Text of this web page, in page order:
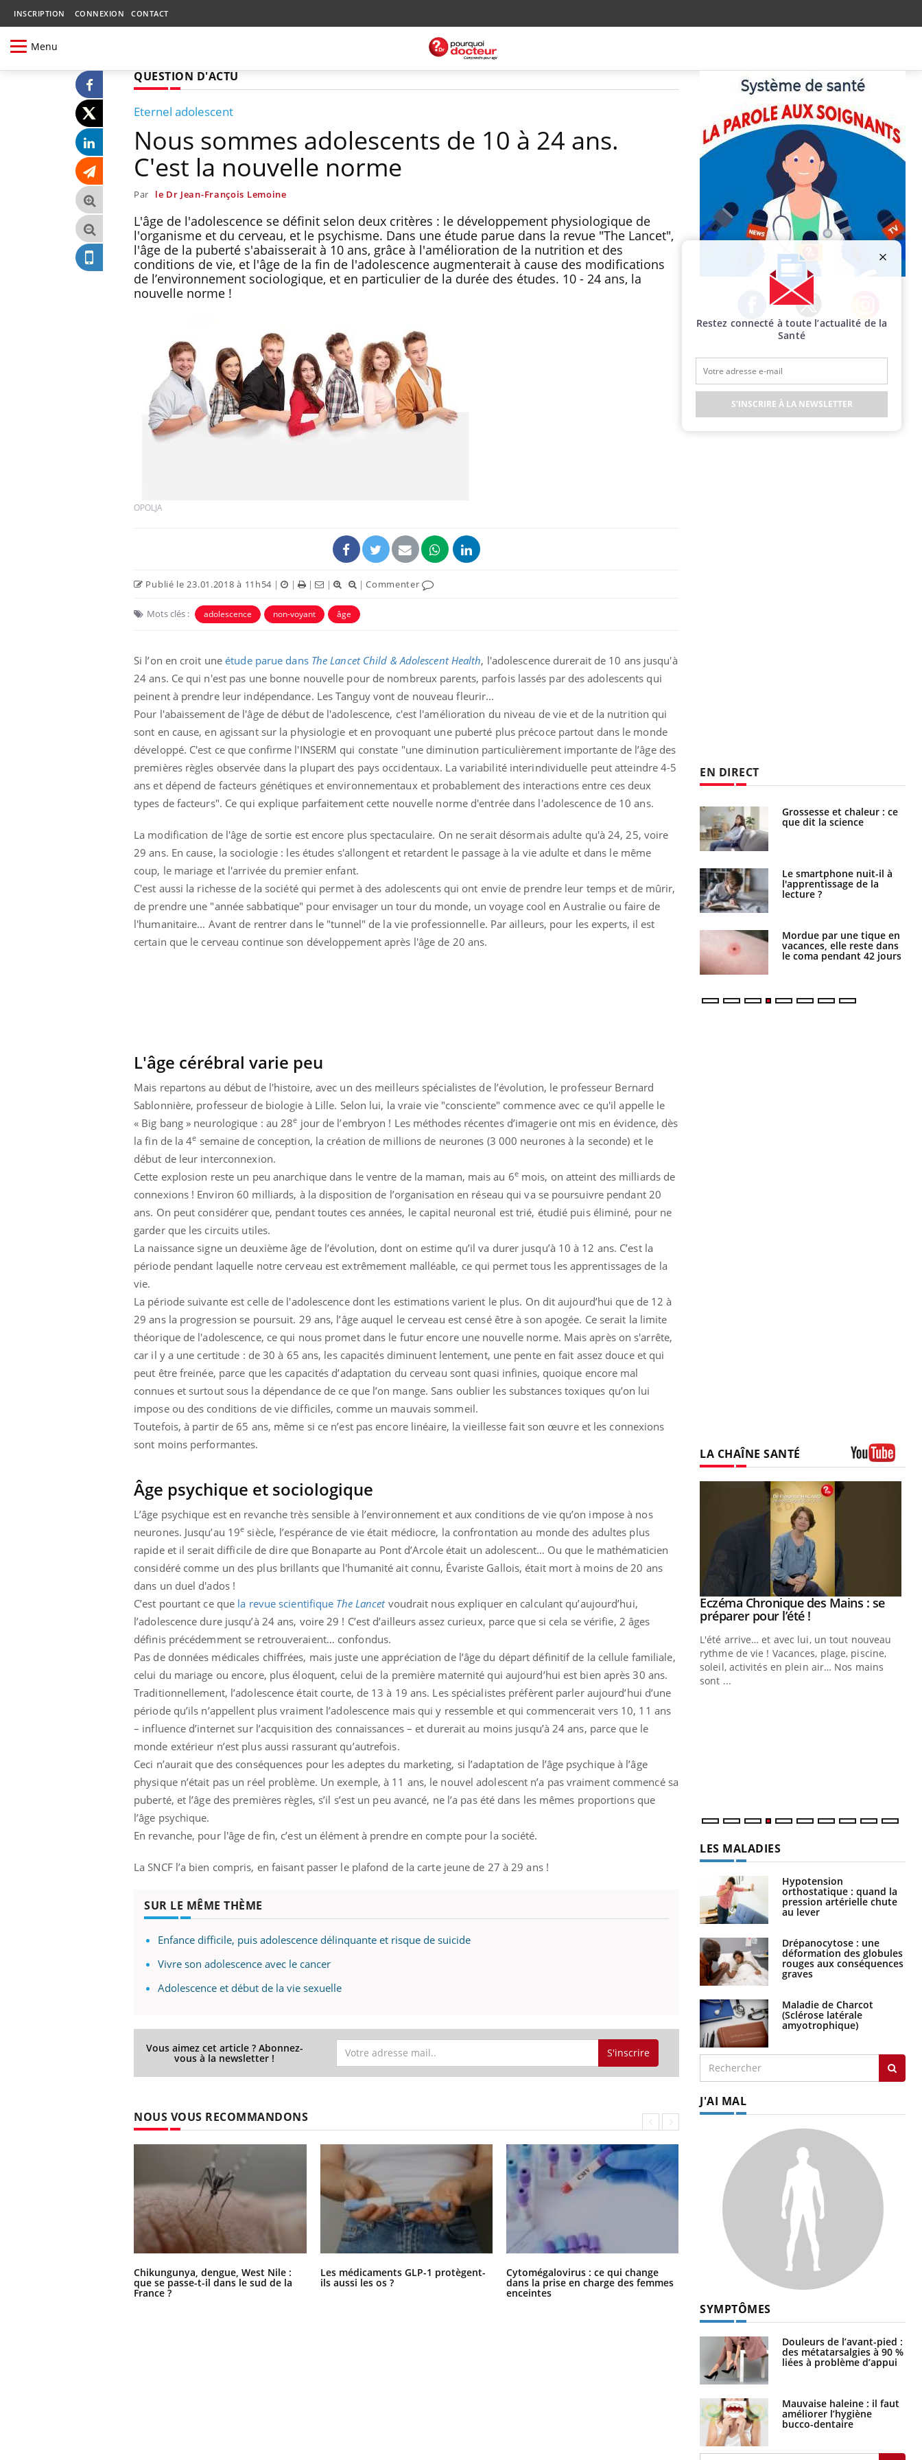
INSCRIPTION CONNEXION CONTACT
Menu
QUESTION D'ACTU
Eternel adolescent
Nous sommes adolescents de 10 à 24 ans.
C'est la nouvelle norme
Par le Dr Jean-François Lemoine
L'âge de l'adolescence se définit selon deux critères : le développement physiologique de
l'organisme et du cerveau, et le psychisme. Dans une étude parue dans la revue "The Lancet",
l'âge de la puberté s'abaisserait à 10 ans, grâce à l'amélioration de la nutrition et des
conditions de vie, et l'âge de la fin de l'adolescence augmenterait à cause des modifications
de l’environnement sociologique, et en particulier de la durée des études. 10 - 24 ans, la
nouvelle norme !
OPOLJA
Publié le 23.01.2018 à 11h54 | | | | |Commenter
Mots clés : adolescence non-voyant âge
Si l’on en croit uneétude parue dans The Lancet Child & Adolescent Health, l'adolescence durerait de 10 ans jusqu'à
24 ans. Ce qui n'est pas une bonne nouvelle pour de nombreux parents, parfois lassés par des adolescents qui
peinent à prendre leur indépendance. Les Tanguy vont de nouveau fleurir...
Pour l'abaissement de l'âge de début de l'adolescence, c'est l'amélioration du niveau de vie et de la nutrition qui
sont en cause, en agissant sur la physiologie et en provoquant une puberté plus précoce partout dans le monde
développé. C'est ce que confirme l'INSERM qui constate "une diminution particulièrement importante de l’âge des
premières règles observée dans la plupart des pays occidentaux. La variabilité interindividuelle peut atteindre 4-5
ans et dépend de facteurs génétiques et environnementaux et probablement des interactions entre ces deux
types de facteurs". Ce qui explique parfaitement cette nouvelle norme d'entrée dans l'adolescence de 10 ans.
La modification de l'âge de sortie est encore plus spectaculaire. On ne serait désormais adulte qu'à 24, 25, voire
29 ans. En cause, la sociologie : les études s'allongent et retardent le passage à la vie adulte et dans le même
coup, le mariage et l'arrivée du premier enfant.
C'est aussi la richesse de la société qui permet à des adolescents qui ont envie de prendre leur temps et de mûrir,
de prendre une "année sabbatique" pour envisager un tour du monde, un voyage cool en Australie ou faire de
l'humanitaire... Avant de rentrer dans le "tunnel" de la vie professionnelle. Par ailleurs, pour les experts, il est
certain que le cerveau continue son développement après l'âge de 20 ans.
L'âge cérébral varie peu
Mais repartons au début de l'histoire, avec un des meilleurs spécialistes de l’évolution, le professeur Bernard
Sablonnière, professeur de biologie à Lille. Selon lui, la vraie vie "consciente" commence avec ce qu'il appelle le
« Big bang » neurologique : au 28e jour de l’embryon ! Les méthodes récentes d’imagerie ont mis en évidence, dès
la fin de la 4e semaine de conception, la création de millions de neurones (3 000 neurones à la seconde) et le
début de leur interconnexion.
Cette explosion reste un peu anarchique dans le ventre de la maman, mais au 6emois, on atteint des milliards de
connexions ! Environ 60 milliards, à la disposition de l’organisation en réseau qui va se poursuivre pendant 20
ans. On peut considérer que, pendant toutes ces années, le capital neuronal est trié, étudié puis éliminé, pour ne
garder que les circuits utiles.
La naissance signe un deuxième âge de l’évolution, dont on estime qu’il va durer jusqu’à 10 à 12 ans. C’est la
période pendant laquelle notre cerveau est extrêmement malléable, ce qui permet tous les apprentissages de la
vie.
La période suivante est celle de l'adolescence dont les estimations varient le plus. On dit aujourd’hui que de 12 à
29 ans la progression se poursuit. 29 ans, l’âge auquel le cerveau est censé être à son apogée. Ce serait la limite
théorique de l'adolescence, ce qui nous promet dans le futur encore une nouvelle norme. Mais après on s'arrête,
car il y a une certitude : de 30 à 65 ans, les capacités diminuent lentement, une pente en fait assez douce et qui
peut être freinée, parce que les capacités d’adaptation du cerveau sont quasi infinies, quoique encore mal
connues et surtout sous la dépendance de ce que l’on mange. Sans oublier les substances toxiques qu’on lui
impose ou des conditions de vie difficiles, comme un mauvais sommeil.
Toutefois, à partir de 65 ans, même si ce n’est pas encore linéaire, la vieillesse fait son œuvre et les connexions
sont moins performantes.
Âge psychique et sociologique
L’âge psychique est en revanche très sensible à l’environnement et aux conditions de vie qu’on impose à nos
neurones. Jusqu’au 19e siècle, l’espérance de vie était médiocre, la confrontation au monde des adultes plus
rapide et il serait difficile de dire que Bonaparte au Pont d’Arcole était un adolescent… Ou que le mathématicien
considéré comme un des plus brillants que l'humanité ait connu, Évariste Gallois, était mort à moins de 20 ans
dans un duel d'ados !
C’est pourtant ce que la revue scientifique The Lancetvoudrait nous expliquer en calculant qu’aujourd’hui,
l’adolescence dure jusqu’à 24 ans, voire 29 ! C’est d’ailleurs assez curieux, parce que si cela se vérifie, 2 âges
définis précédemment se retrouveraient… confondus.
Pas de données médicales chiffrées, mais juste une appréciation de l’âge du départ définitif de la cellule familiale,
celui du mariage ou encore, plus éloquent, celui de la première maternité qui aujourd’hui est bien après 30 ans.
Traditionnellement, l’adolescence était courte, de 13 à 19 ans. Les spécialistes préfèrent parler aujourd’hui d’une
période qu’ils n’appellent plus vraiment l’adolescence mais qui y ressemble et qui commencerait vers 10, 11 ans
– influence d’internet sur l’acquisition des connaissances – et durerait au moins jusqu’à 24 ans, parce que le
monde extérieur n’est plus aussi rassurant qu’autrefois.
Ceci n’aurait que des conséquences pour les adeptes du marketing, si l’adaptation de l’âge psychique à l’âge
physique n’était pas un réel problème. Un exemple, à 11 ans, le nouvel adolescent n’a pas vraiment commencé sa
puberté, et l’âge des premières règles, s’il s’est un peu avancé, ne l’a pas été dans les mêmes proportions que
l’âge psychique.
En revanche, pour l'âge de fin, c’est un élément à prendre en compte pour la société.
La SNCF l’a bien compris, en faisant passer le plafond de la carte jeune de 27 à 29 ans !
SUR LE MÊME THÈME
Enfance difficile, puis adolescence délinquante et risque de suicide
Vivre son adolescence avec le cancer
Adolescence et début de la vie sexuelle
Vous aimez cet article ? Abonnez-
vous à la newsletter ! S'inscrire
NOUS VOUS RECOMMANDONS
Chikungunya, dengue, West Nile :
que se passe-t-il dans le sud de la
France ?
Les médicaments GLP-1 protègent-
ils aussi les os ?
Cytomégalovirus : ce qui change
dans la prise en charge des femmes
enceintes
La sieste empêche-t-elle de dormir
Facebook Twitter Instagram
EN DIRECT
Chikungunya, dengue,
t-il dans le sud de la
France ?
Les médicaments GLP-1
protègent-ils aussi les os
?
Cytomégalovirus : ce qui
change dans la prise en
La sieste empêche-t-elle
tous les jours se profile-t-
elle enfin ?
Pourquoi votre ventre
gâche-t-il les premiers
Fortes chaleurs :
noyade grimpe-t-il ?
freiner la propagation du
cancer ?
Pourquoi manger moins
Grossesse et chaleur : ce
que dit la science
Le smartphone nuit-il à
l'apprentissage de la
lecture ?
Mordue par une tique en
vacances, elle reste dans
le coma pendant 42 jours
LA CHAÎNE SANTÉ
Eczéma Chronique des Mains :
expliquer ma maladieYoutube
Il y a des sujets qui sont faciles à aborder...
d'autres non ! D'un côté, poser des
Youtube
Carence en fer : comprendre pour
prévenir Youtube
Fatigue, irritabilité, brouillard mental ou
même alopécie… Les symptômes de la
carence en fer sont multiples ce qui la rend
Youtube
Insuline & Charge mentale : et si on
osait en parler?? Youtube
reste entourée d'idées reçues chez les
patients comme parfois chez les soignants.
Youtube
Eczéma Chronique des Mains : se
préparer pour l’été !Youtube
L'été arrive… et avec lui, un tout nouveau
rythme de vie ! Vacances, plage, piscine,
soleil, activités en plein air… Nos mains
sont ...
LES MALADIES
Hypotension
orthostatique : quand la
pression artérielle chute
au lever
Drépanocytose : une
déformation des globules
rouges aux conséquences
graves
Maladie de Charcot
(Sclérose latérale
amyotrophique)
J'AI MAL
SYMPTÔMES
Douleurs de l’avant-pied :
des métatarsalgies à 90 %
liées à problème d’appui
Mauvaise haleine : il faut
améliorer l’hygiène
bucco-dentaire
Restez connecté à toute l’actualité de la
Santé
S'INSCRIRE À LA NEWSLETTER